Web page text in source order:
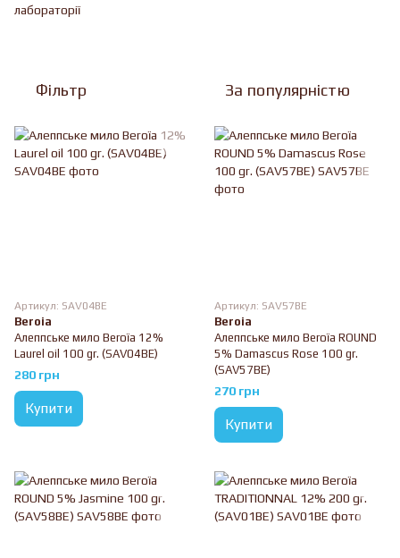
лабораторії
Фільтр За популярністю
Артикул: SAV04BE
Beroia
Алеппське мило Beroïa 12%
Laurel oil 100 gr. (SAV04BE)
280 грн
Купити
Артикул: SAV57BE
Beroia
Алеппське мило Beroïa ROUND
5% Damascus Rose 100 gr.
(SAV57BE)
270 грн
Купити